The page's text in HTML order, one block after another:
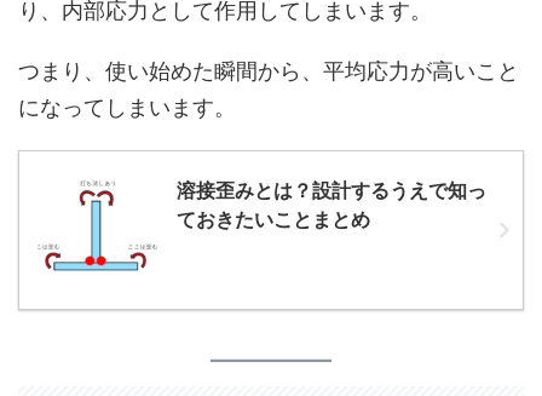
り、内部応力として作用してしまいます。
つまり、使い始めた瞬間から、平均応力が高いこと
になってしまいます。
溶接歪みとは？設計するうえで知っ
ておきたいことまとめ